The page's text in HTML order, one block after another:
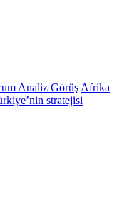
Analiz GörüşAfrika
stratejisi